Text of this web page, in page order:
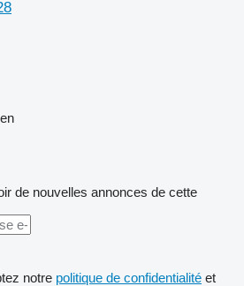
de nouvelles annonces de cette
notre politique de confidentialité et